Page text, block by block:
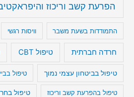
הפרעת קשב וריכוז
התמודדות בשעת משבר וויסות רגשי
חרדה חברתית טיפול CBT
טיפול בביטחון עצמי נמוך טיפול
טיפול בהפרעת קשב וריכוז טיפול